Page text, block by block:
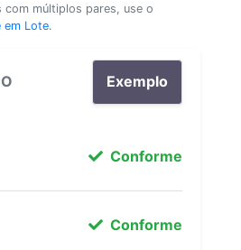
com múltiplos pares, use o
em Lote.
Exemplo
Conforme
Conforme